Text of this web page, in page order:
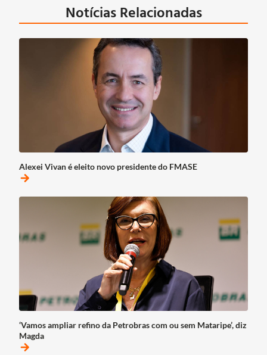
Notícias Relacionadas
Alexei Vivan é eleito novo presidente do FMASE
arrow_forward
‘Vamos ampliar refino da Petrobras com ou sem Mataripe’, diz
Magda
arrow_forward